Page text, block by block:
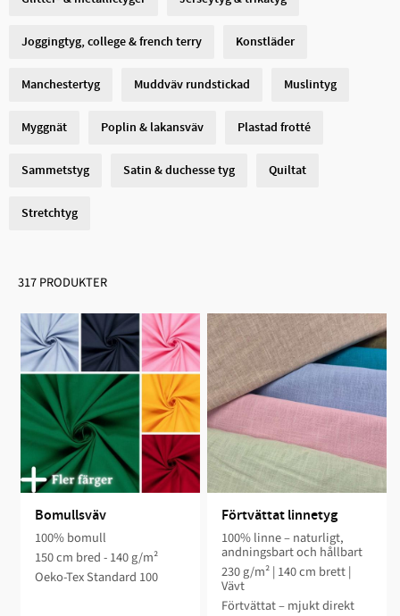
Joggingtyg, college & french terry Konstläder
Manchestertyg Muddväv rundstickad Muslintyg
Myggnät Poplin & lakansväv Plastad frotté
Sammetstyg Satin & duchesse tyg Quiltat
Stretchtyg
317 PRODUKTER
Bomullsväv
100% bomull
150 cm bred - 140 g/m²
Oeko-Tex Standard 100
Förtvättat linnetyg
100% linne – naturligt,
andningsbart och hållbart
230 g/m² | 140 cm brett |
Vävt
Förtvättat – mjukt direkt